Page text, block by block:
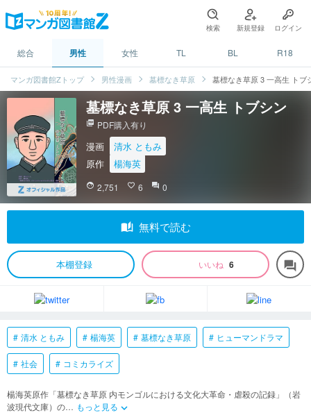
検索 新規登録 ログイン
総合 男性 女性 TL BL R18
マンガ図書館Zトップ 男性漫画 墓標なき草原 墓標なき草原 3 一高生 トブ
墓標なき草原 3 一高生 トブシン
picture_as_pdf PDF購入有り
漫画
清水 ともみ
原作
楊海英
face 2,751 favorite_border 6 question_answer 0
auto_stories 無料で読む
本棚登録 いいね 6 forum
清水 ともみ 楊海英 墓標なき草原 ヒューマンドラマ
社会 コミカライズ
楊海英原作「墓標なき草原 内モンゴルにおける文化大革命・虐殺の記録」（岩
波現代文庫）の… もっと見る keyboard_arrow_down